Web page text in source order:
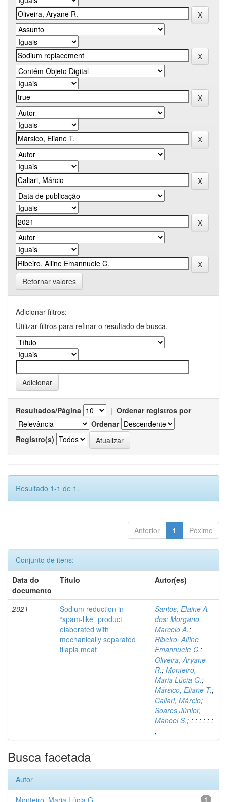
Retornar valores
Adicionar filtros:
Utilizar filtros para refinar o resultado de busca.
Resultados/Página | Ordenar registros por
Ordenar
Registro(s)
Resultado 1-1 de 1.
Anterior 1 Póximo
Conjunto de itens:
Data do
documento
Título Autor(es)
2021
Sodium reduction in
“spam-like” product
elaborated with
mechanically separated
tilapia meat
Santos, Elaine A.
dos; Morgano,
Marcelo A.;
Ribeiro, Alline
Emannuele C.;
Oliveira, Aryane
R.; Monteiro,
Maria Lúcia G.;
Mársico, Eliane T.;
Caliari, Márcio;
Soares Júnior,
Manoel S.; ; ; ; ; ; ;
;
Busca facetada
Autor
1